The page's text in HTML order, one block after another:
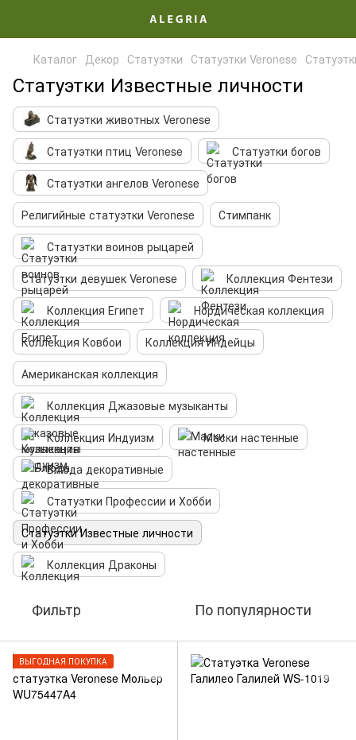
Каталог Декор Статуэтки Статуэтки Veronese
Статуэтки Известные личности
Статуэтки животных Veronese
Статуэтки птиц Veronese
Статуэтки богов
Статуэтки ангелов Veronese
Религийные статуэтки Veronese
Стимпанк
Статуэтки воинов рыцарей
Статуэтки девушек Veronese
Коллекция Фентези
Коллекция Египет
Нордическая коллекция
Коллекция Ковбои
Коллекция Индейцы
Американская коллекция
Коллекция Джазовые музыканты
Коллекция Индуизм
Маски настенные
Блюда декоративные
Статуэтки Профессии и Хобби
Статуэтки Известные личности
Коллекция Драконы
Фильтр По популярности
ВЫГОДНАЯ ПОКУПКА